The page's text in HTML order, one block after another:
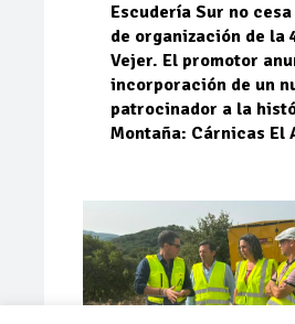
Escudería Sur no
de organización de la
Vejer. El promotor
incorporación de un
patrocinador a la
Montaña: Cárnicas El